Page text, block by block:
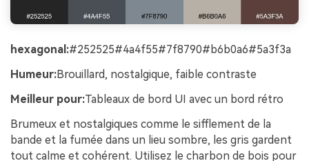
hexagonal:#252525#4a4f55#7f8790#b6b0a6#5a3f3a
Humeur:Brouillard, nostalgique, faible contraste
Meilleur pour:Tableaux de bord UI avec un bord rétro
Brumeux et nostalgiques comme le sifflement de la
bande et la fumée dans un lieu sombre, les gris gardent
tout calme et cohérent. Utilisez le charbon de bois pour